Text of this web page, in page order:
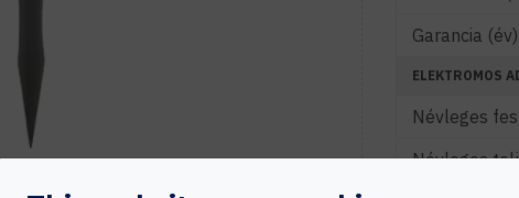
Garancia (év)
ELEKTROMOS
Névleges
Névleges